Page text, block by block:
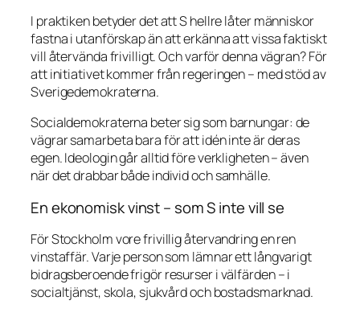
I praktiken betyder det att S hellre låter människor
fastna i utanförskap än att erkänna att vissa faktiskt
vill återvända frivilligt. Och varför denna vägran? För
att initiativet kommer från regeringen – med stöd av
Sverigedemokraterna.
Socialdemokraterna beter sig som barnungar: de
vägrar samarbeta bara för att idén inte är deras
egen. Ideologin går alltid före verkligheten – även
när det drabbar både individ och samhälle.
En ekonomisk vinst – som S inte vill se
För Stockholm vore frivillig återvandring en ren
vinstaffär. Varje person som lämnar ett långvarigt
bidragsberoende frigör resurser i välfärden – i
socialtjänst, skola, sjukvård och bostadsmarknad.